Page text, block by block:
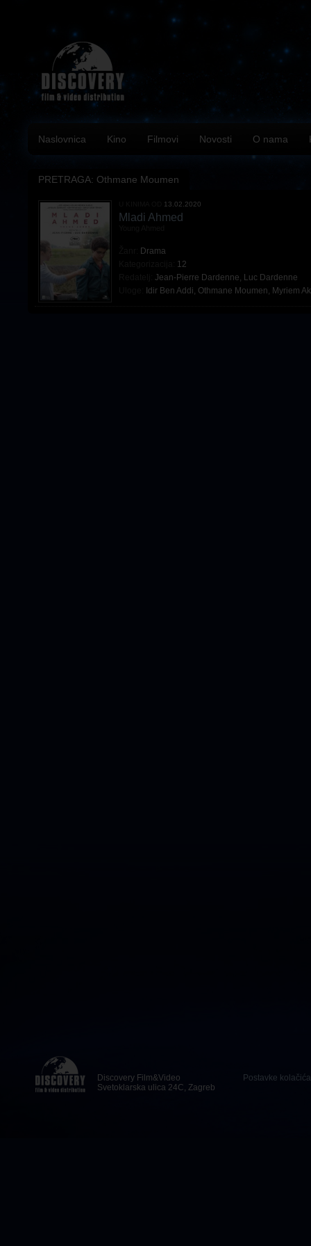
Naslovnica Kino Filmovi Novosti O nama
PRETRAGA: Othmane Moumen
13.02.2020
Mladi Ahmed
Drama
12
Jean-Pierre Dardenne, Luc Dardenne
Idir Ben Addi, Othmane Moumen, Myriem
Discovery Film&Video
Svetoklarska ulica 24C, Zagreb
Postavke kolačića